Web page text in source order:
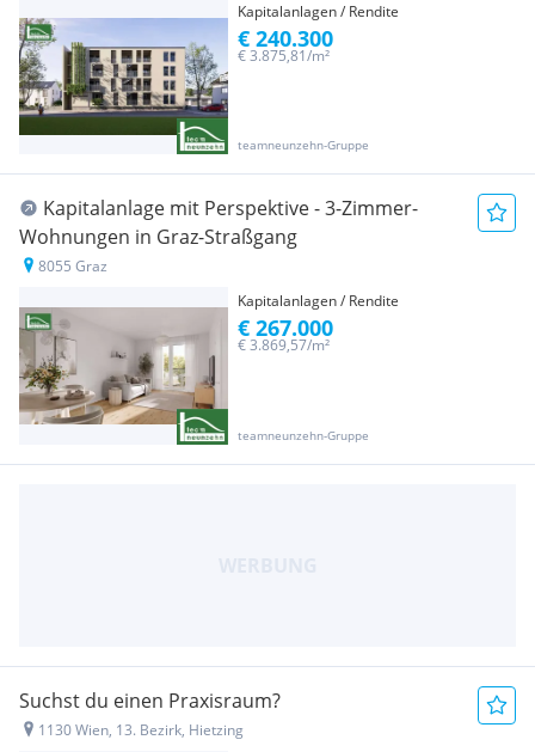
Kapitalanlagen / Rendite
teamneunzehn-Gruppe
€ 3.875,81/m²
€ 240.300
Kapitalanlage mit Perspektive - 3-Zimmer-
Wohnungen in Graz-Straßgang
8055 Graz
Kapitalanlagen / Rendite
teamneunzehn-Gruppe
€ 3.869,57/m²
€ 267.000
Suchst du einen Praxisraum?
1130 Wien, 13. Bezirk, Hietzing